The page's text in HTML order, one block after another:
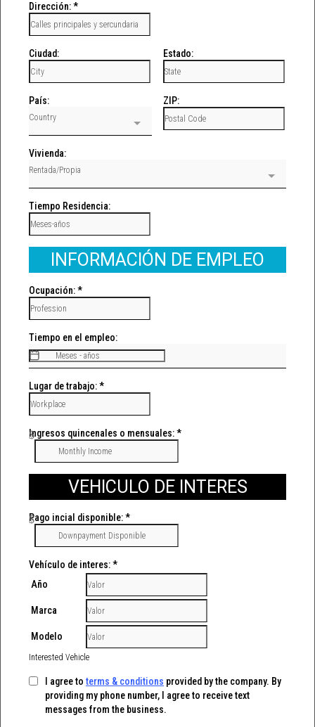
Dirección:*
Ciudad: Estado:
País:
Country
ZIP:
Vivienda:
Rentada/Propia
Tiempo Residencia:
INFORMACIÓN DE EMPLEO
Ocupación:*
Tiempo en el empleo:
Lugar de trabajo:*
Ingresos quincenales o mensuales:*
$
VEHICULO DE INTERES
Pago incial disponible:*
$
Vehículo de interes:*
Año
Marca
Modelo
Interested Vehicle
I agree to terms & conditions provided by the company. By
providing my phone number, I agree to receive text
messages from the business.